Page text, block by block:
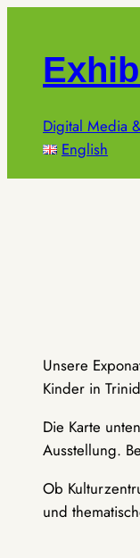
springen
Digital Media
English
Unsere
Kinder in
Die Karte
Ausstellung.
Ob
und